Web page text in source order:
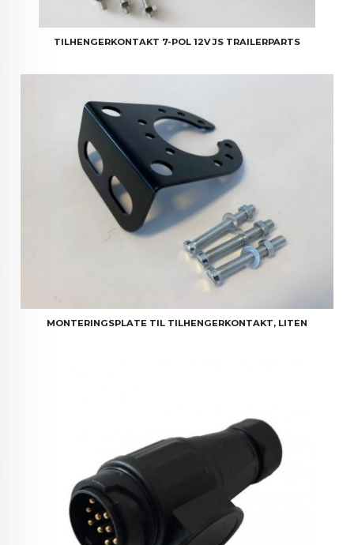
TILHENGERKONTAKT 7-POL 12V JS TRAILERPARTS
MONTERINGSPLATE TIL TILHENGERKONTAKT, LITEN